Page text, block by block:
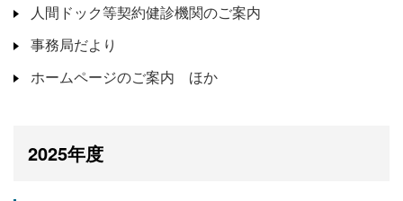
人間ドック等契約健診機関のご案内
事務局だより
ホームページのご案内 ほか
2025年度